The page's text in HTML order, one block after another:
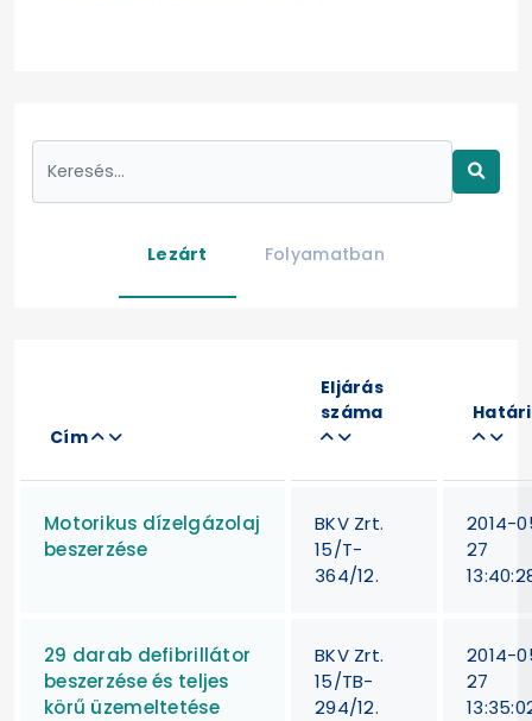
Lezárt Folyamatban
Cím
Eljárás
száma
Motorikus dízelgázolaj
beszerzése
BKV Zrt.
15/T-
364/12.
2014-
27
29 darab defibrillátor
beszerzése és teljes
körű üzemeltetése
BKV Zrt.
15/TB-
294/12.
2014-
27